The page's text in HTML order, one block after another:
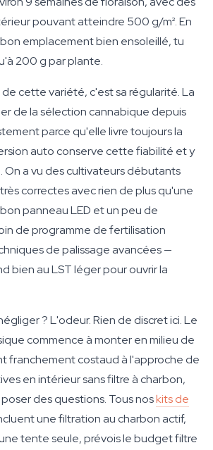
pouvant atteindre 500 g/m². En
emplacement bien ensoleillé, tu
200 g par plante.
cette variété, c'est sa régularité. La
de la sélection cannabique depuis
parce qu'elle livre toujours la
auto conserve cette fiabilité et y
On a vu des cultivateurs débutants
correctes avec rien de plus qu'une
panneau LED et un peu de
de programme de fertilisation
de palissage avancées —
bien au LST léger pour ouvrir la
? L'odeur. Rien de discret ici. Le
commence à monter en milieu de
franchement costaud à l'approche de
en intérieur sans filtre à charbon,
des questions. Tous noskits de
une filtration au charbon actif,
tente seule, prévois le budget filtre